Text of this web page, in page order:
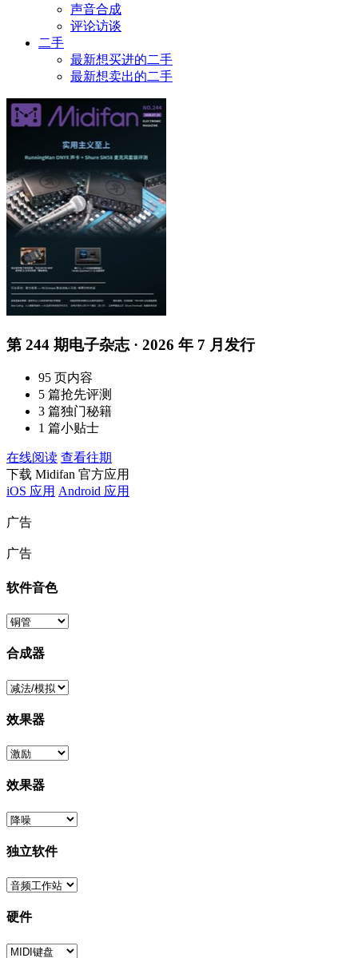
声音合成
评论访谈
二手
最新想买进的二手
最新想卖出的二手
第 244 期电子杂志 · 2026 年 7 月发行
95 页内容
5 篇抢先评测
3 篇独门秘籍
1 篇小贴士
在线阅读 查看往期
下载 Midifan 官方应用
iOS 应用 Android 应用
广告
广告
软件音色
合成器
效果器
效果器
独立软件
硬件